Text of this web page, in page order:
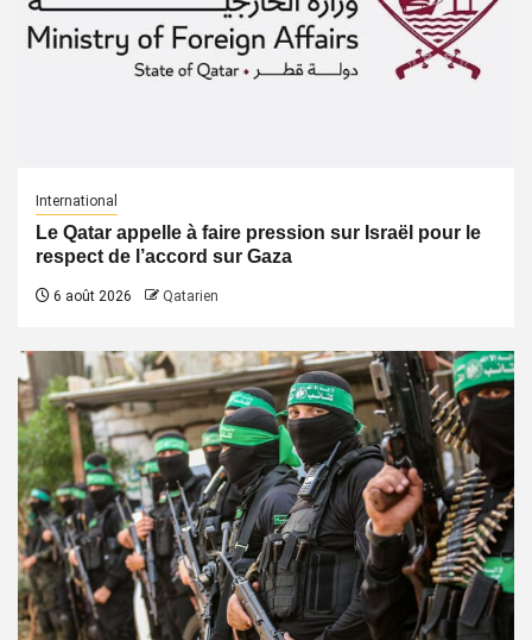
International
Le Qatar appelle à faire pression sur Israël pour le
respect de l’accord sur Gaza
6 août 2026 Qatarien